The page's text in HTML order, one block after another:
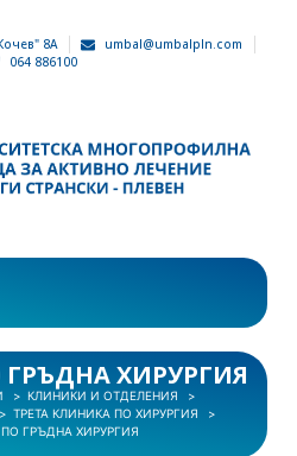
8А
umbal@umbalpln.com
064 886100
ХИРУРГИЯ
КЛИНИКИ И ОТДЕЛЕНИЯ
ТРЕТА КЛИНИКА ПО ХИРУРГИЯ
ГРЪДНА ХИРУРГИЯ